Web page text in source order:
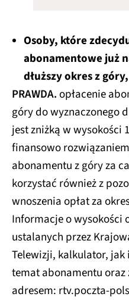
Osoby, które
abonamentowe już
dłuższy okres z
PRAWDA.opłacenie
góry do wyznaczonego
jest zniżką w wysokości
finansowo
abonamentu z góry za
korzystać również z
wnoszenia opłat za
Informacje o wysokości
ustalanych przez
Telewizji, kalkulator, jak
temat abonamentu oraz
adresem: rtv.poczta-